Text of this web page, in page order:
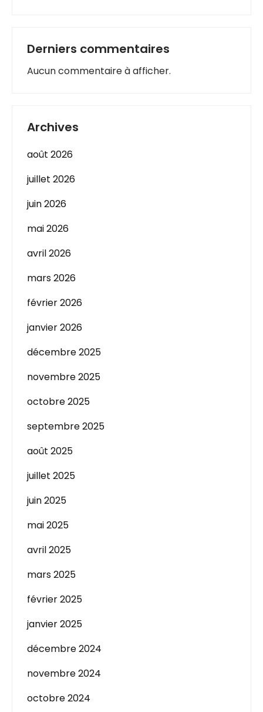
Derniers commentaires
Aucun commentaire à afficher.
Archives
août 2026
juillet 2026
juin 2026
mai 2026
avril 2026
mars 2026
février 2026
janvier 2026
décembre 2025
novembre 2025
octobre 2025
septembre 2025
août 2025
juillet 2025
juin 2025
mai 2025
avril 2025
mars 2025
février 2025
janvier 2025
décembre 2024
novembre 2024
octobre 2024